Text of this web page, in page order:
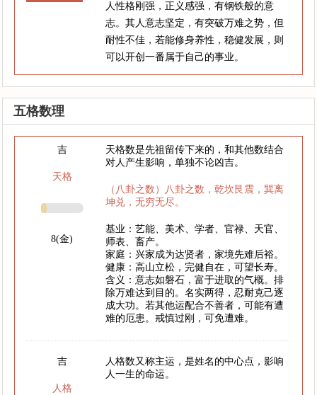
人性格刚强，正义感强，有钢铁般的意
志。其人意志坚定，有突破万难之势，但
耐性不佳，若能修身养性，稳健发展，则
可以开创一番属于自己的事业。
五格数理
吉
天格
8(金)
天格数是先祖留传下来的，和其他数结合
对人产生影响，单独不论凶吉。
（八卦之数）八卦之数，乾坎艮震，巽离
坤兑，无穷无尽。
基业：艺能、美术、学者、官禄、天官、
师表、畜产。
家庭：兴家成为达贤者，家境先难后裕。
健康：高山立松，完健自在，可望长寿。
含义：意志如磐石，富于进取的气概。排
除万难达到目的。名实两得，忍耐克己逐
成大功。若其他运配合不善者，可能有遭
难的厄患。戒慎过刚，可免遭难。
吉
人格
人格数又称主运，是姓名的中心点，影响
人一生的命运。